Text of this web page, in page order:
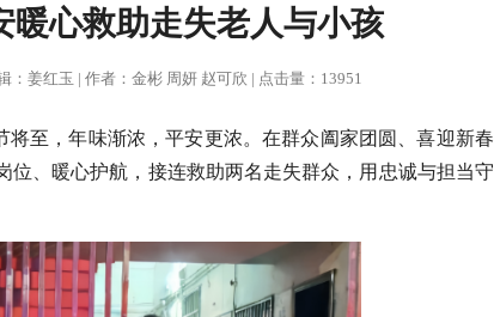
暖心救助走失老人与小孩
姜红玉 | 作者：金彬 周妍 赵可欣 | 点击量：13951
将至，年味渐浓，平安更浓。在群众阖家团圆、喜迎新春
、暖心护航，接连救助两名走失群众，用忠诚与担当守